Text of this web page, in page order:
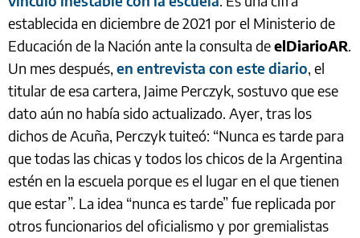
establecida en diciembre de 2021 por el Ministerio de
Educación de la Nación ante la consulta deelDiarioAR.
Un mes después, en entrevista con este diario, el
titular de esa cartera, Jaime Perczyk, sostuvo que ese
dato aún no había sido actualizado. Ayer, tras los
dichos de Acuña, Perczyk tuiteó: “Nunca es tarde para
que todas las chicas y todos los chicos de la Argentina
estén en la escuela porque es el lugar en el que tienen
que estar”. La idea “nunca es tarde” fue replicada por
otros funcionarios del oficialismo y por gremialistas